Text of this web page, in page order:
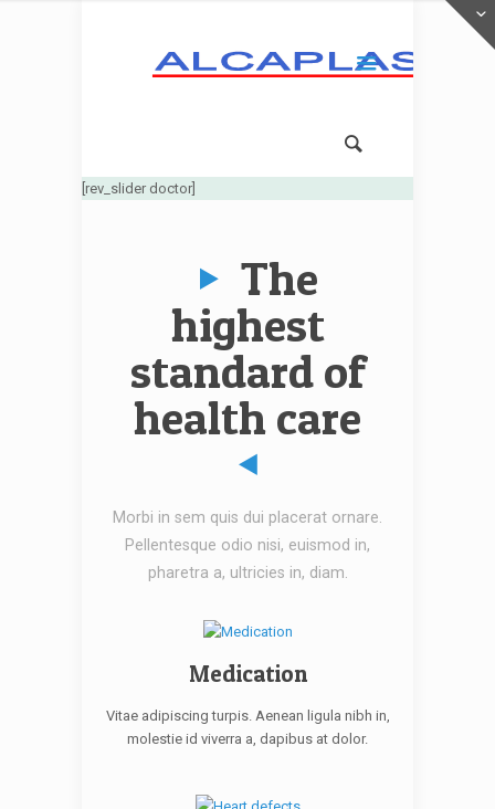
[rev_slider doctor]
The
highest
standard of
health care
Morbi in sem quis dui placerat ornare.
Pellentesque odio nisi, euismod in,
pharetra a, ultricies in, diam.
Medication
Vitae adipiscing turpis. Aenean ligula nibh in,
molestie id viverra a, dapibus at dolor.